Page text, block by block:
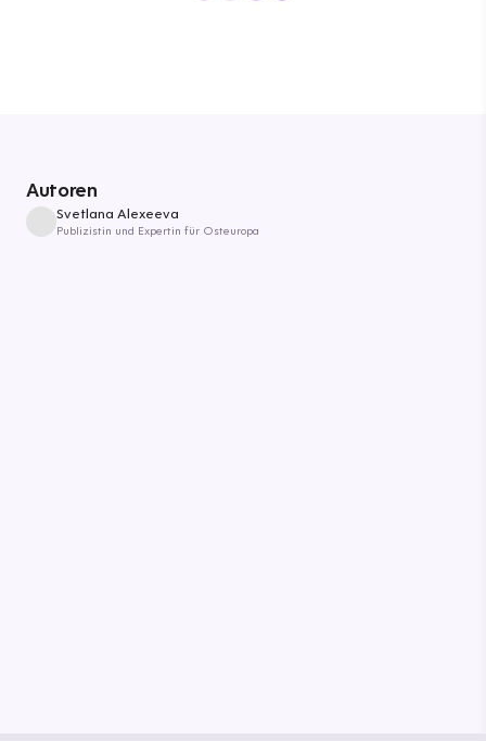
Autoren
Svetlana Alexeeva
Publizistin und Expertin für Osteuropa